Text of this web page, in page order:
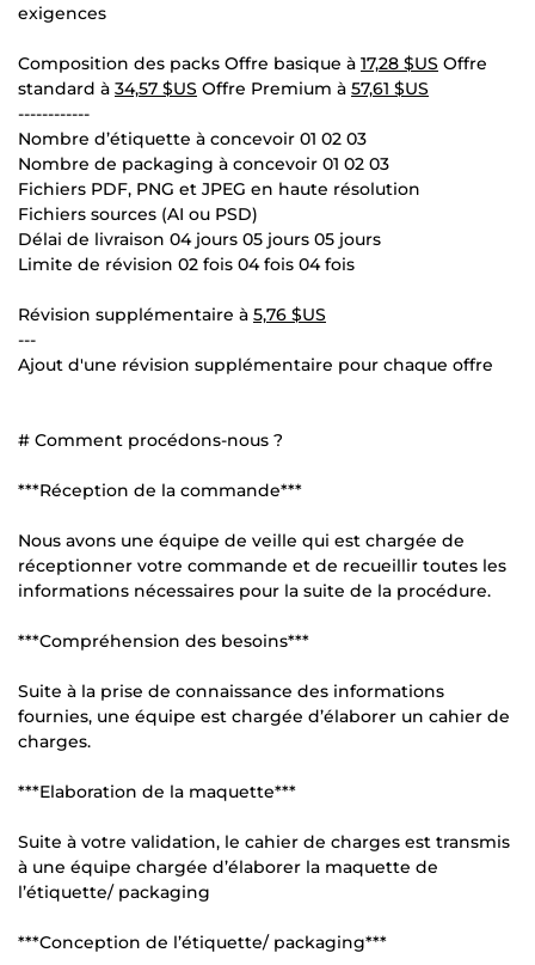
exigences
Composition des packs Offre basique à 17,28 $US Offre
standard à 34,57 $US Offre Premium à 57,61 $US
------------
Nombre d’étiquette à concevoir 01 02 03
Nombre de packaging à concevoir 01 02 03
Fichiers PDF, PNG et JPEG en haute résolution
Fichiers sources (AI ou PSD)
Délai de livraison 04 jours 05 jours 05 jours
Limite de révision 02 fois 04 fois 04 fois
Révision supplémentaire à 5,76 $US
---
Ajout d'une révision supplémentaire pour chaque offre
# Comment procédons-nous ?
***Réception de la commande***
Nous avons une équipe de veille qui est chargée de
réceptionner votre commande et de recueillir toutes les
informations nécessaires pour la suite de la procédure.
***Compréhension des besoins***
Suite à la prise de connaissance des informations
fournies, une équipe est chargée d’élaborer un cahier de
charges.
***Elaboration de la maquette***
Suite à votre validation, le cahier de charges est transmis
à une équipe chargée d’élaborer la maquette de
l’étiquette/ packaging
***Conception de l’étiquette/ packaging***